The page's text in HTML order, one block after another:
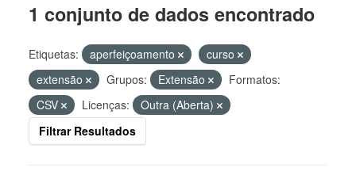
1 conjunto de dados encontrado
Etiquetas: aperfeiçoamento
curso
extensão
Grupos: Extensão
Formatos:
CSV
Licenças:
Outra (Aberta)
Filtrar Resultados